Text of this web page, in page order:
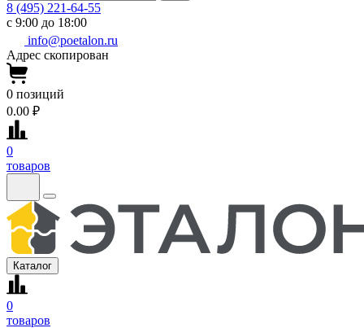
8 (495) 221-64-55
с 9:00 до 18:00
info@poetalon.ru
Адрес скопирован
0 позиций
0.00 ₽
0
товаров
Каталог
0
товаров